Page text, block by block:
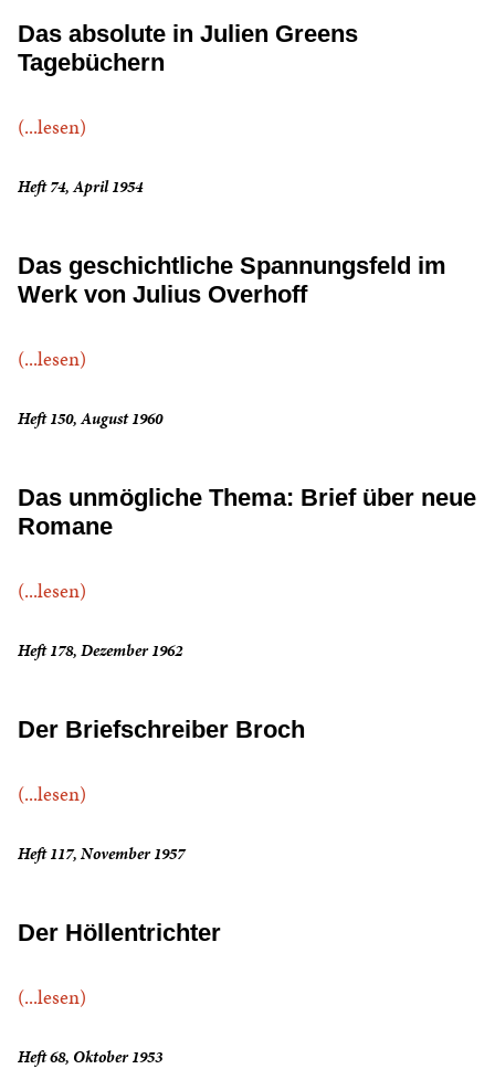
Das absolute in Julien Greens
Tagebüchern
(...lesen)
Heft 74, April 1954
Das geschichtliche Spannungsfeld im
Werk von Julius Overhoff
(...lesen)
Heft 150, August 1960
Das unmögliche Thema: Brief über neue
Romane
(...lesen)
Heft 178, Dezember 1962
Der Briefschreiber Broch
(...lesen)
Heft 117, November 1957
Der Höllentrichter
(...lesen)
Heft 68, Oktober 1953